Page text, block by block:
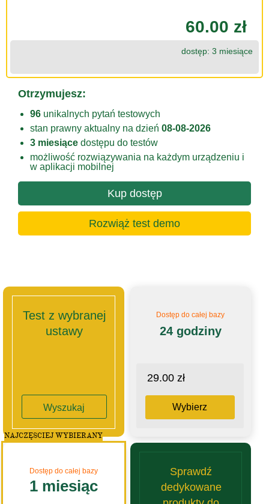
60.00 zł
dostęp: 3 miesiące
Otrzymujesz:
96 unikalnych pytań testowych
stan prawny aktualny na dzień 08-08-2026
3 miesiące dostępu do testów
możliwość rozwiązywania na każdym urządzeniu i
w aplikacji mobilnej
Kup dostęp
Rozwiąż test demo
Test z wybranej
ustawy
Wyszukaj
Dostęp do całej bazy
24 godziny
29.00 zł
Wybierz
Dostęp do całej bazy
1 miesiąc
NAJCZĘSCIEJ WYBIERANY
Sprawdź
dedykowane